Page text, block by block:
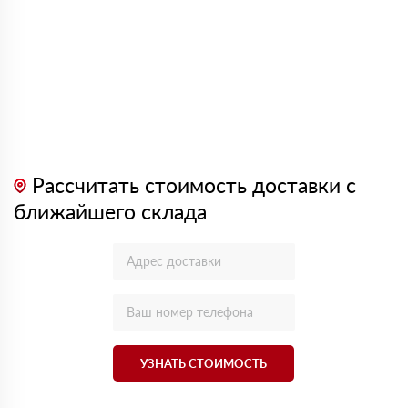
Рассчитать стоимость доставки с
ближайшего склада
УЗНАТЬ СТОИМОСТЬ